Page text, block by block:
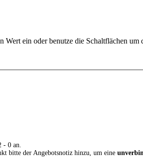
ein oder benutze die Schaltflächen um
- 0 an.
bitte der Angebotsnotiz hinzu, um eine